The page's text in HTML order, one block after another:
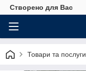
Створено для Вас
Товари та послуги